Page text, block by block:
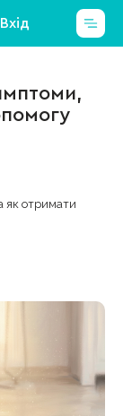
Вхід
як отримати